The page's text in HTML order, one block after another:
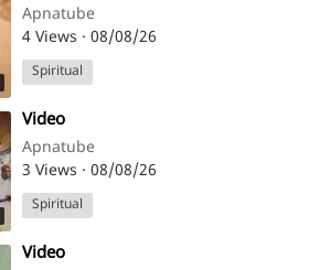
Apnatube
4 Views · 08/08/26
Spiritual
⁣Video
Apnatube
3 Views · 08/08/26
Spiritual
⁣Video